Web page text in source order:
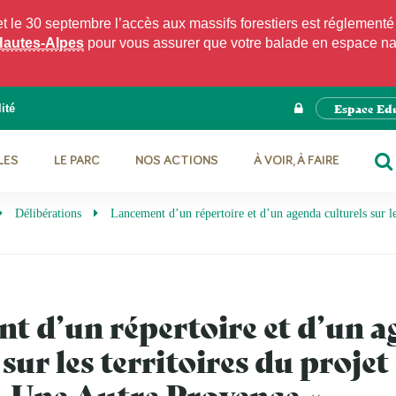
30 septembre l’accès aux massifs forestiers est
Alpes pour vous assurer que votre balade en espace
Espace
LE PARC NOS ACTIONS
À VOIR, À FAIRE
Délibérations
Lancement d’un répertoire et d’un agenda culturels
d’un répertoire et d’un
les territoires du projet